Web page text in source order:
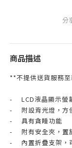
分
商品描述
**不提供送貨服務
-
LCD液晶顯示螢
-
附設背光燈，方
-
具有貪睡功能
-
附有安全夾，置
-
內置折疊支架，